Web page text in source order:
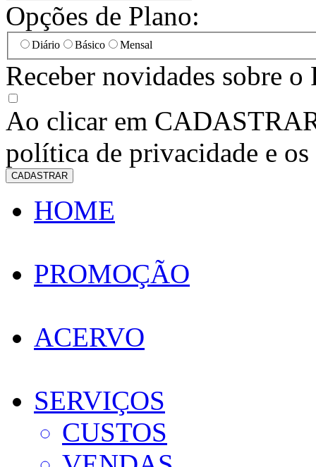
Opções de Plano:
Diário Básico Mensal
Receber novidades sobre
Ao clicar em
política de privacidade e os
CADASTRAR
HOME
PROMOÇÃO
ACERVO
SERVIÇOS
CUSTOS